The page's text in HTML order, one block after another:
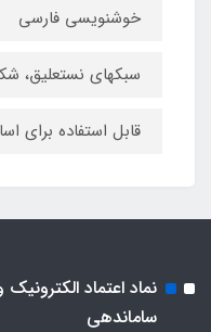
خوشنویسی فارسی
سبکهای نستعلیق،
قابل استفاده برای
نماد اعتماد الکترونیک
ساماندهی